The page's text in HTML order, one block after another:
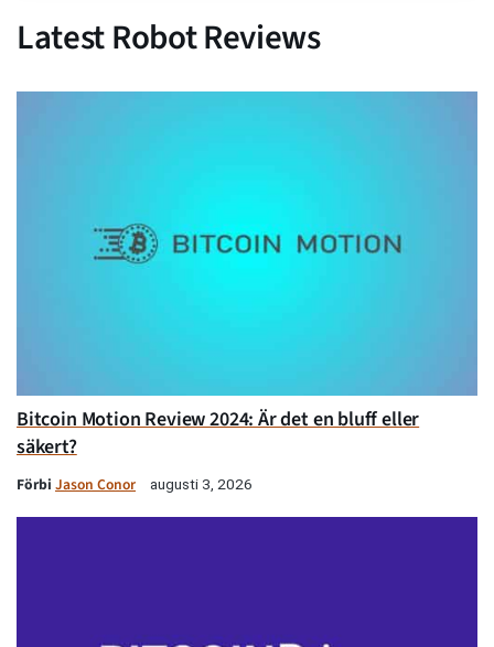
Latest Robot Reviews
Bitcoin Motion Review 2024: Är det en bluff eller
säkert?
Förbi Jason Conor augusti 3, 2026